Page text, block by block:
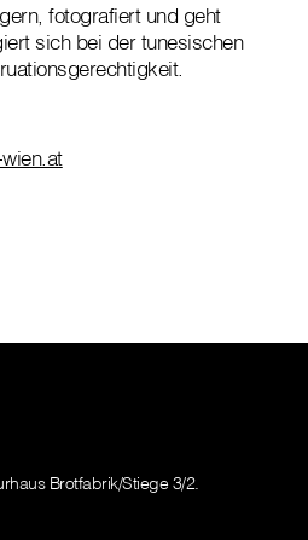
fotografiert und geht
sich bei der tunesischen
Brotfabrik/Stiege 3/2.